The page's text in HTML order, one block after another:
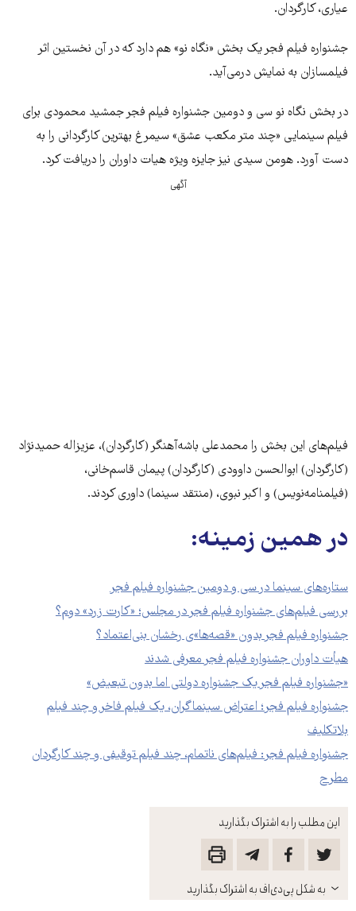
این مطلب را به اشتراک بگذارید
باز
کنید
به شکل پی‌دی‌اف به اشتراک بگذارید
عیاری، کارگردان.
جشنواره فیلم فجر یک بخش «نگاه نو» هم دارد که در آن نخستین اثر
فیلمسازان به نمایش درمی‌آید.
در بخش نگاه نو سی و دومین جشنواره فیلم فجر جمشید محمودی برای
فیلم سینمایی «چند متر مکعب عشق» سیمرغ بهترین کارگردانی را به
دست آورد. هومن سیدی نیز جایزه ویژه هیات داوران را دریافت کرد.
آگهی
فیلم‌های این بخش را محمدعلی باشه‌آهنگر (کارگردان)، عزیزاله حمیدنژاد
(کارگردان) ابوالحسن داوودی (کارگردان) پیمان قاسم‌خانی،
(فیلمنامه‌نویس) و اکبر نبوی، (منتقد سینما) داوری کردند.
در همین زمینه:
ستاره‌های سینما در سی و دومین جشنواره فیلم فجر
بررسی فیلم‌های جشنواره فیلم فجر در مجلس؛ «کارت زرد» دوم؟
جشنواره فیلم فجر بدون «قصه‌ها»ی رخشان بنی‌اعتماد؟
هیأت داوران جشنواره فیلم فجر معرفی شدند
«جشنواره فیلم فجر یک جشنواره دولتی اما بدون تبعیض»
جشنواره فیلم فجر؛ اعتراض سینماگران، یک فیلم فاخر و چند فیلم
بلاتکلیف
جشنواره فیلم فجر: فیلم‌های ناتمام، چند فیلم توقیفی و چند کارگردان
مطرح